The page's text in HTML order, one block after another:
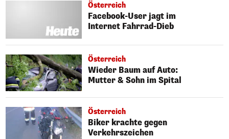
Österreich
Facebook-User jagt im
Internet Fahrrad-Dieb
Österreich
Wieder Baum auf Auto:
Mutter & Sohn im Spital
Österreich
Biker krachte gegen
Verkehrszeichen